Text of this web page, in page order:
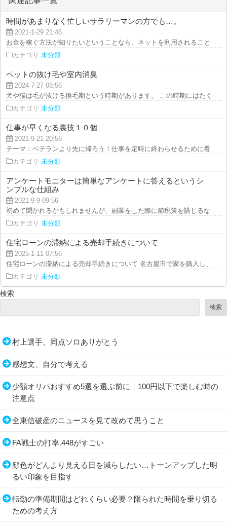
時間があまりなく忙しいサラリーマンの方でも…。
2021-1-29 21:46
お金を稼ぐ方法が知りたいということなら、ネットを利用されることをお
カテゴリ 未分類
ペットの抜け毛や室内消臭
2024-7-27 08:56
犬や猫は毛が抜ける換毛期という時期があります。 この時期にはたくさ
カテゴリ 未分類
仕事が早くなる裏技１０個
2021-9-21 20:56
テーマ：ベテランより先に帰ろう！仕事を定時に終わらせるために看護師
カテゴリ 未分類
アンケートモニターは簡単なアンケートに答えるというシ
ンプルな仕組み
2021-9-9 09:56
初めて聞かれるかもしれませんが、副業をした際に節税策を講じるなら、
カテゴリ 未分類
住宅ローンの滞納による売却手続きについて
2025-1-11 07:56
住宅ローンの滞納による売却手続きについて 名古屋市で家を購入し、心
カテゴリ 未分類
検索
検索
村上選手、同点ソロありがとう
感想文、自分で考える
少額オリパおすすめ5選を選ぶ前に｜100円以下で楽しむ時の
注意点
全東信破産のニュースを見て改めて思うこと
FA戦士の打率.448がすごい
顔色がどんより見える日を減らしたい…トーンアップした明
るい印象を目指す
転勤の準備期間はどれくらい必要？限られた時間を乗り切る
ための考え方